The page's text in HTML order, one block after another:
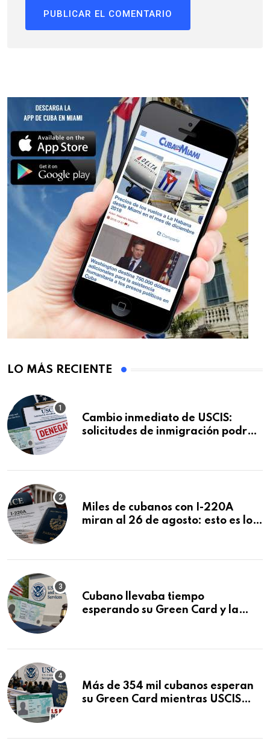
LO MÁS RECIENTE
Cambio inmediato de USCIS:
solicitudes de inmigración podrán
Miles de cubanos con I-220A
miran al 26 de agosto: esto es lo
Cubano llevaba tiempo
esperando su Green Card y la
Más de 354 mil cubanos esperan
su Green Card mientras USCIS